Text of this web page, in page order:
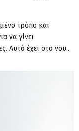
τρόπο και
να γίνει
Αυτό έχει στο νου...